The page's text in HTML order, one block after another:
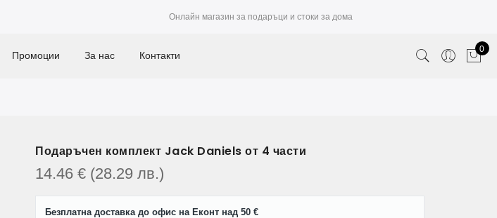
Онлайн магазин за подаръци и стоки за дома
Промоции За нас Контакти 0
Подаръчен комплект Jack Daniels от 4 части
14.46 € (28.29 лв.)
Безплатна доставка до офис на Еконт над 50 €